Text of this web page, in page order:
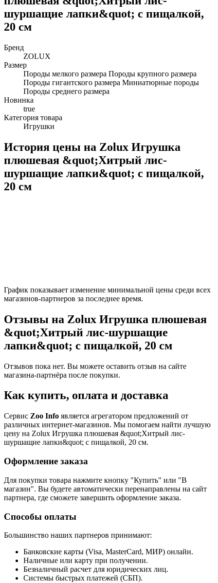
шуршащие лапки&quot; с пищалкой,
20 см
Бренд
ZOLUX
Размер
Породы мелкого размера Породы крупного размера
Породы гигантского размера Миниатюрные породы
Породы среднего размера
Новинка
true
Категория товара
Игрушки
История цены на Zolux Игрушка
плюшевая &quot;Хитрый лис-
шуршащие лапки&quot; с пищалкой,
20 см
График показывает изменение минимальной цены среди всех
магазинов-партнеров за последнее время.
Отзывы на Zolux Игрушка плюшевая
&quot;Хитрый лис-шуршащие
лапки&quot; с пищалкой, 20 см
Отзывов пока нет. Вы можете оставить отзыв на сайте
магазина-партнёра после покупки.
Как купить, оплата и доставка
Сервис Zoo Info является агрегатором предложений от
различных интернет-магазинов. Мы помогаем найти лучшую
цену на Zolux Игрушка плюшевая &quot;Хитрый лис-
шуршащие лапки&quot; с пищалкой, 20 см.
Оформление заказа
Для покупки товара нажмите кнопку "Купить" или "В
магазин". Вы будете автоматически перенаправлены на сайт
партнера, где сможете завершить оформление заказа.
Способы оплаты
Большинство наших партнеров принимают:
Банковские карты (Visa, MasterCard, МИР) онлайн.
Наличные или карту при получении.
Безналичный расчет для юридических лиц.
Системы быстрых платежей (СБП).